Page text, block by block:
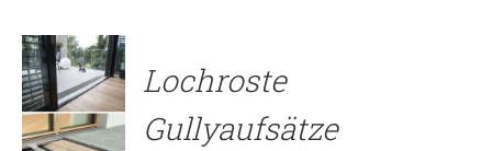
Lochroste
Gullyaufsätze